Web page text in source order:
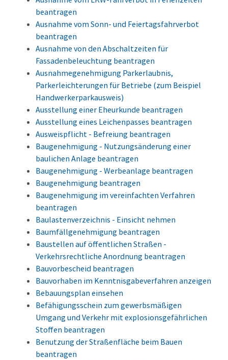
beantragen
Ausnahme vom Sonn- und Feiertagsfahrverbot
beantragen
Ausnahme von den Abschaltzeiten für
Fassadenbeleuchtung beantragen
Ausnahmegenehmigung Parkerlaubnis,
Parkerleichterungen für Betriebe (zum Beispiel
Handwerkerparkausweis)
Ausstellung einer Eheurkunde beantragen
Ausstellung eines Leichenpasses beantragen
Ausweispflicht - Befreiung beantragen
Baugenehmigung - Nutzungsänderung einer
baulichen Anlage beantragen
Baugenehmigung - Werbeanlage beantragen
Baugenehmigung beantragen
Baugenehmigung im vereinfachten Verfahren
beantragen
Baulastenverzeichnis - Einsicht nehmen
Baumfällgenehmigung beantragen
Baustellen auf öffentlichen Straßen -
Verkehrsrechtliche Anordnung beantragen
Bauvorbescheid beantragen
Bauvorhaben im Kenntnisgabeverfahren anzeigen
Bebauungsplan einsehen
Befähigungsschein zum gewerbsmäßigen
Umgang und Verkehr mit explosionsgefährlichen
Stoffen beantragen
Benutzung der Straßenfläche beim Bauen
beantragen